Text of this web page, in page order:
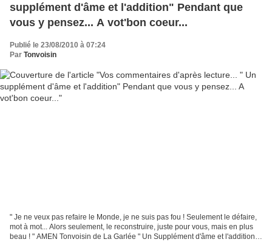
supplément d'âme et l'addition" Pendant que
vous y pensez... A vot'bon coeur...
Publié le 23/08/2010 à 07:24
Par Tonvoisin
" Je ne veux pas refaire le Monde, je ne suis pas fou ! Seulement le défaire,
mot à mot... Alors seulement, le reconstruire, juste pour vous, mais en plus
beau ! " AMEN Tonvoisin de La Garlée " Un Supplément d'âme et l'addition"